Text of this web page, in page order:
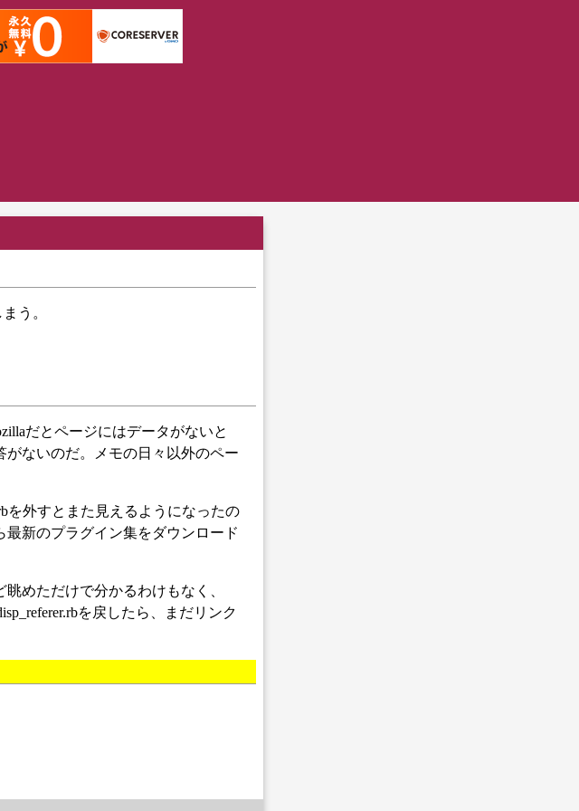
う。
だとページにはデータがないと
ないのだ。メモの日々以外のペー
を外すとまた見えるようになったの
最新のプラグイン集をダウンロード
めただけで分かるわけもなく、
を戻したら、まだリンク